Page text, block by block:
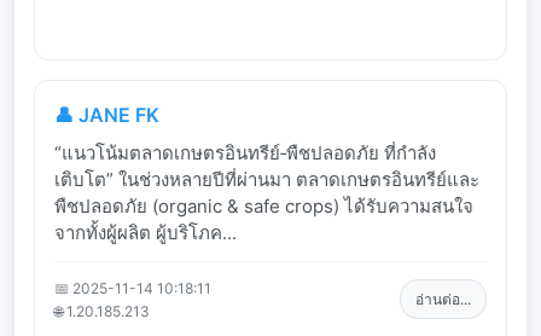
👤 JANE FK
“แนวโน้มตลาดเกษตรอินทรีย์‑พืชปลอดภัย ที่กำลัง
เติบโต” ในช่วงหลายปีที่ผ่านมา ตลาดเกษตรอินทรีย์และ
พืชปลอดภัย (organic & safe crops) ได้รับความสนใจ
จากทั้งผู้ผลิต ผู้บริโภค...
📅 2025-11-14 10:18:11
🌐 1.20.185.213
อ่านต่อ...